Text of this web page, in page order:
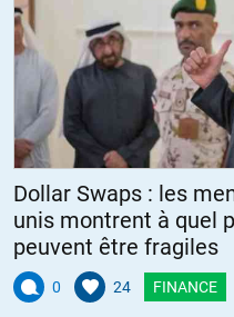
Dollar Swaps : les
unis montrent à quel
peuvent être fragiles
0 24 FINANCE